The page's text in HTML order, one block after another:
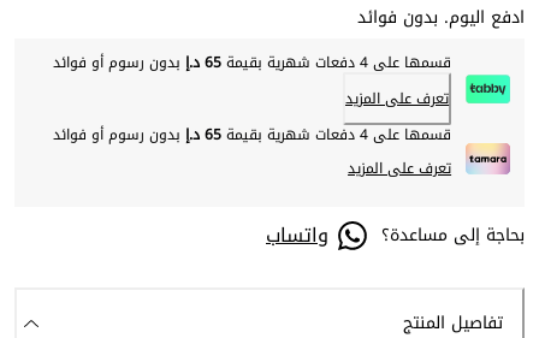
ادفع اليوم. بدون فوائد
قسمها على 4 دفعات شهرية بقيمة 65 د.إ
بدون رسوم أو فوائد
تعرف على المزيد
قسمها على 4 دفعات شهرية بقيمة
65 د.إ
بدون رسوم أو فوائد
تعرف على المزيد
بحاجة إلى مساعدة؟ واتساب
تفاصيل المنتج